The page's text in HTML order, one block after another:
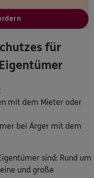
bei ERGO,
und der DKV.
für
mit dem Mieter oder
bei Ärger mit dem
sind: Rund um
und große